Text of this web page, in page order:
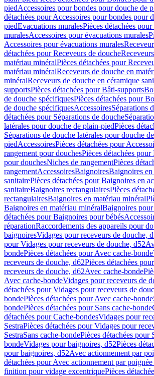
piedAccessoires pour bondes pour douche de
détachées pour Accessoires pour bondes pour
piedEvacuations muralesPièces détachées
muralesAccessoires pour évacuations murales
Accessoires pour évacuations murales
détachées pour Receveurs de douche
matériau minéralPièces détachées pour
matériau minéralReceveurs de douche en
minéralReceveurs de douche en céramique
supportsPièces détachées pour Bâti-supports
de douche spécifiquesPièces détachées pour
de douche spécifiquesAccessoiresSéparations
détachées pour Séparations de douche
latérales pour douche de plain-piedPièces
Séparations de douche latérales pour douche
piedAccessoiresPièces détachées pour
rangement pour douchesPièces détachées
pour douchesNiches de rangementPièces
rangementAccessoiresBaignoiresBaignoires
sanitairePièces détachées pour Baignoires en
sanitaireBaignoires rectangulairesPièces
rectangulairesBaignoires en matériau minéral
Baignoires en matériau minéralBaignoires pour
détachées pour Baignoires pour bébés
réparationRaccordements des appareils pour
baignoiresVidages pour receveurs de douche,
pour Vidages pour receveurs de douche, d52
bondePièces détachées pour Avec cache-bonde
receveurs de douche, d62Pièces détachées
receveurs de douche, d62Avec cache-bonde
Avec cache-bondeVidages pour receveurs de
détachées pour Vidages pour receveurs de
bondePièces détachées pour Avec cache-bonde
bondePièces détachées pour Sans cache-bonde
détachées pour Cache-bondesVidages pour
SestraPièces détachées pour Vidages pour
SestraSans cache-bondePièces détachées pour
bondeVidages pour baignoires, d52Pièces
pour baignoires, d52Avec actionnement par
détachées pour Avec actionnement par
finition pour vidage excentriquePièces